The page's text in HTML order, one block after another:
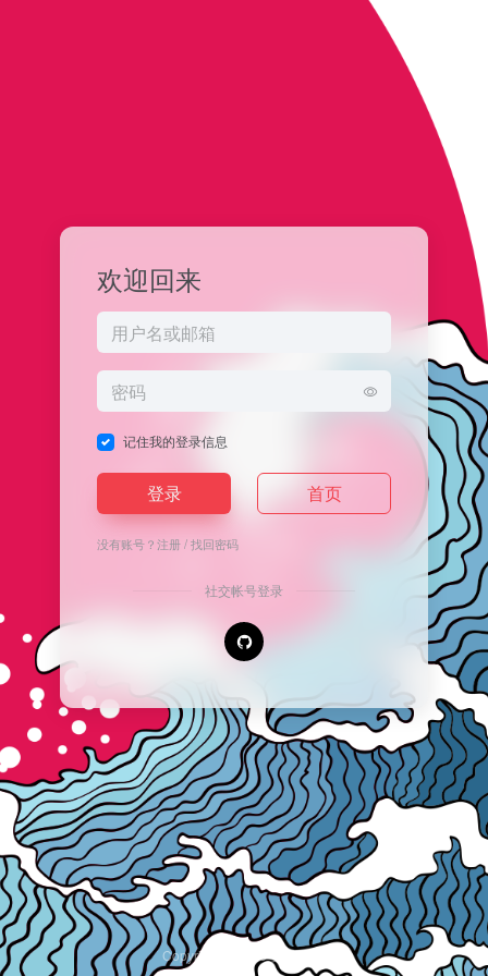
欢迎回来
记住我的登录信息
登录 首页
没有账号？注册/找回密码
社交帐号登录
Copyright © 2026安逸导航